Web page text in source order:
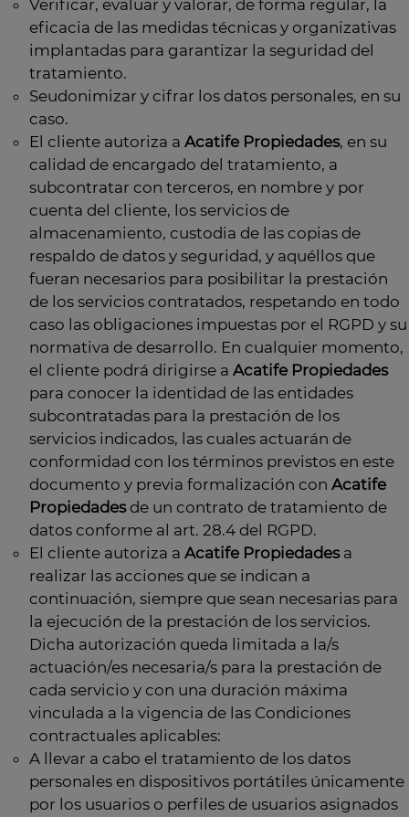
Verificar, evaluar y valorar, de forma regular, la
eficacia de las medidas técnicas y organizativas
implantadas para garantizar la seguridad del
tratamiento.
Seudonimizar y cifrar los datos personales, en su
caso.
El cliente autoriza a Acatife Propiedades, en su
calidad de encargado del tratamiento, a
subcontratar con terceros, en nombre y por
cuenta del cliente, los servicios de
almacenamiento, custodia de las copias de
respaldo de datos y seguridad, y aquéllos que
fueran necesarios para posibilitar la prestación
de los servicios contratados, respetando en todo
caso las obligaciones impuestas por el RGPD y su
normativa de desarrollo. En cualquier momento,
el cliente podrá dirigirse a Acatife Propiedades
para conocer la identidad de las entidades
subcontratadas para la prestación de los
servicios indicados, las cuales actuarán de
conformidad con los términos previstos en este
documento y previa formalización con Acatife
Propiedadesde un contrato de tratamiento de
datos conforme al art. 28.4 del RGPD.
El cliente autoriza a Acatife Propiedadesa
realizar las acciones que se indican a
continuación, siempre que sean necesarias para
la ejecución de la prestación de los servicios.
Dicha autorización queda limitada a la/s
actuación/es necesaria/s para la prestación de
cada servicio y con una duración máxima
vinculada a la vigencia de las Condiciones
contractuales aplicables:
A llevar a cabo el tratamiento de los datos
personales en dispositivos portátiles únicamente
por los usuarios o perfiles de usuarios asignados